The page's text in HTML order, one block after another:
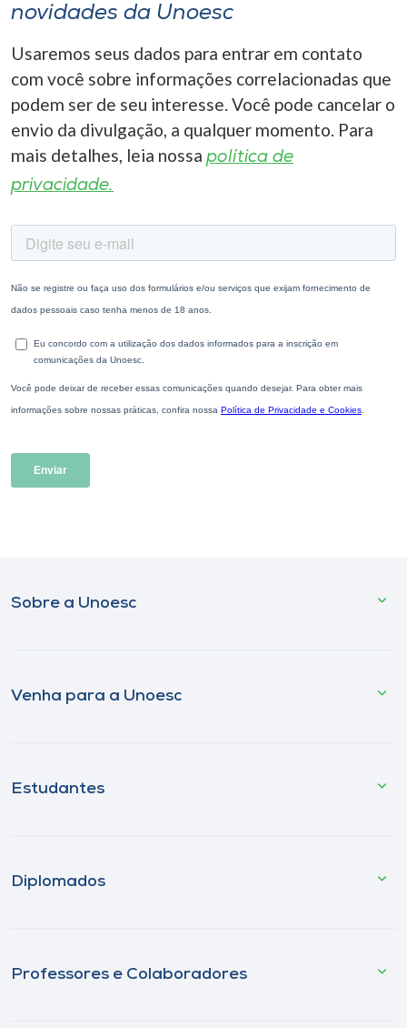
novidades da Unoesc
Usaremos seus dados para entrar em contato
com você sobre informações correlacionadas que
podem ser de seu interesse. Você pode cancelar o
envio da divulgação, a qualquer momento. Para
mais detalhes, leia nossa política de
privacidade.
Sobre a Unoesc
Venha para a Unoesc
Estudantes
Diplomados
Professores e Colaboradores